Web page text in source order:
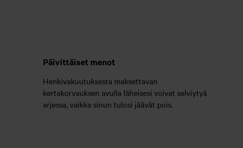
Päivittäiset menot
Henkivakuutuksesta maksettavan
kertakorvauksen avulla läheisesi voivat selviytyä
arjessa, vaikka sinun tulosi jäävät pois.